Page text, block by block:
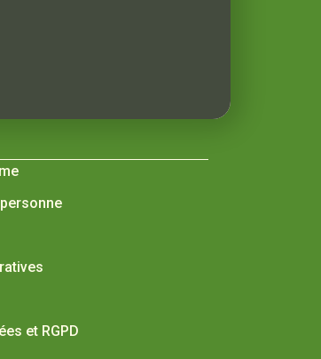
et RGPD